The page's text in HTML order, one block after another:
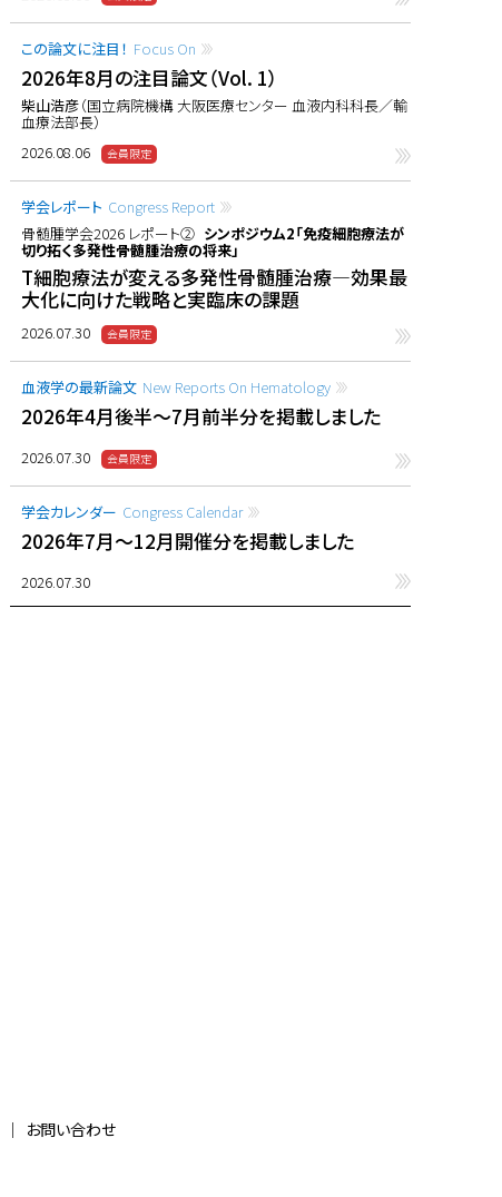
この論文に注目！ Focus On
2026年8月の注目論文（Vol. 1）
柴山浩彦（国立病院機構 大阪医療センター 血液内科科長／輸
血療法部長）
2026.08.06
学会レポート Congress Report
骨髄腫学会2026 レポート② シンポジウム2「免疫細胞療法が
切り拓く多発性骨髄腫治療の将来」
T細胞療法が変える多発性骨髄腫治療―効果最
大化に向けた戦略と実臨床の課題
2026.07.30
血液学の最新論文 New Reports On Hematology
2026年4月後半〜7月前半分を掲載しました
2026.07.30
学会カレンダー Congress Calendar
2026年7月〜12月開催分を掲載しました
2026.07.30
お問い合わせ